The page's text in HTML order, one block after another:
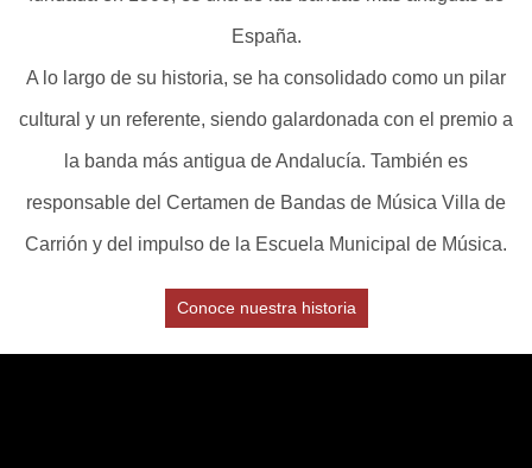
España.
A lo largo de su historia, se ha consolidado como un pilar
cultural y un referente, siendo galardonada con el premio a
la banda más antigua de Andalucía. También es
responsable del Certamen de Bandas de Música Villa de
Carrión y del impulso de la Escuela Municipal de Música.
Conoce nuestra historia